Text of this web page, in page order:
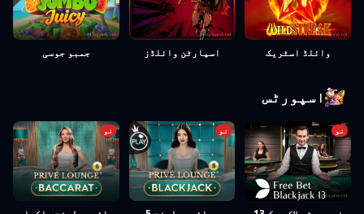
وائلڈ اسٹریک اسپارٹن وائلڈز جمبو جوسی
اسپورٹس
نو نو نو